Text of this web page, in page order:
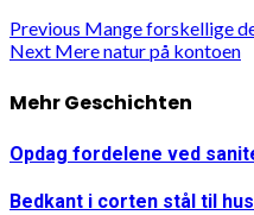
Continue
Previous Mange forskellige
Next Mere natur på kontoen
Mehr Geschichten
Opdag fordelene ved
Bedkant i corten stål til